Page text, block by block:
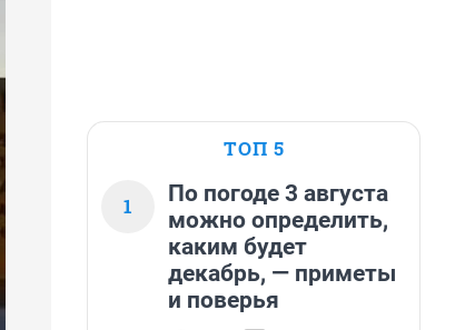
ТОП 5
1
По погоде 3 августа
можно определить,
каким будет
декабрь, — приметы
и поверья